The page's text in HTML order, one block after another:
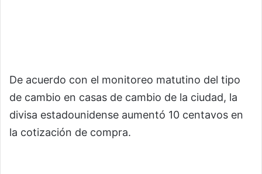
De acuerdo con el monitoreo matutino del tipo
de cambio en casas de cambio de la ciudad, la
divisa estadounidense aumentó 10 centavos en
la cotización de compra.